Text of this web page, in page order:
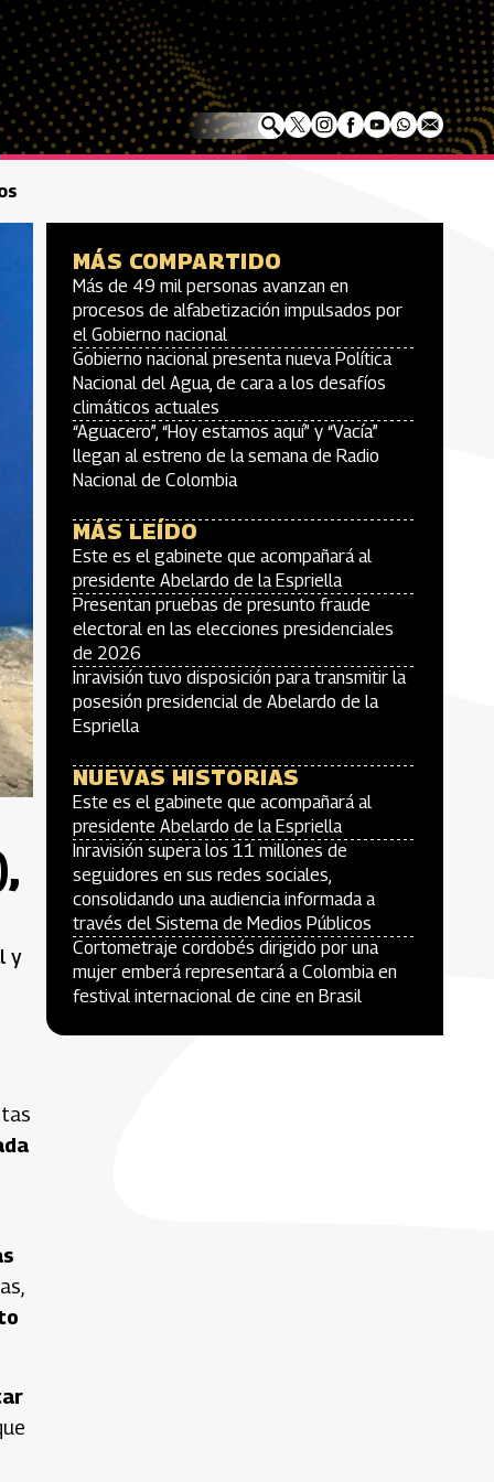
y
MÁS COMPARTIDO
Más de 49 mil personas avanzan en
procesos de alfabetización impulsados por
el Gobierno nacional
Gobierno nacional presenta nueva Política
Nacional del Agua, de cara a los desafíos
climáticos actuales
“Aguacero”, “Hoy estamos aquí” y “Vacía”
llegan al estreno de la semana de Radio
Nacional de Colombia
MÁS LEÍDO
Este es el gabinete que acompañará al
presidente Abelardo de la Espriella
Presentan pruebas de presunto fraude
electoral en las elecciones presidenciales
de 2026
Inravisión tuvo disposición para transmitir la
posesión presidencial de Abelardo de la
Espriella
NUEVAS HISTORIAS
Este es el gabinete que acompañará al
presidente Abelardo de la Espriella
Inravisión supera los 11 millones de
seguidores en sus redes sociales,
consolidando una audiencia informada a
través del Sistema de Medios Públicos
Cortometraje cordobés dirigido por una
mujer emberá representará a Colombia en
festival internacional de cine en Brasil